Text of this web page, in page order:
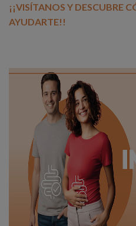
¡¡VISÍTANOS Y DESCUBRE
AYUDARTE!!